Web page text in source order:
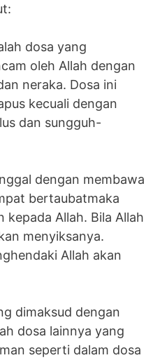
dosa yang
oleh Allah dengan
neraka. Dosa ini
kecuali dengan
dan sungguh-
dengan membawa
bertaubatmaka
kepada Allah. Bila Allah
menyiksanya.
Allah akan
dimaksud dengan
dosa lainnya yang
seperti dalam dosa